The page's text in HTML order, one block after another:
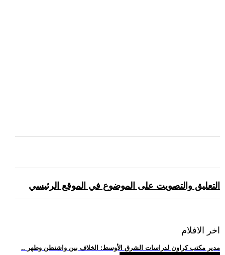
التعليق والتصويت على الموضوع في الموقع الرئيسي
اخر الافلام
.. مدير مكتب كراون لدراسات الشرق الأوسط: الخلاف بين واشنطن وطهر